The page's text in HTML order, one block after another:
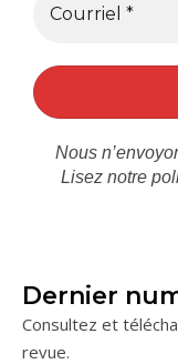
Nous
Lisez notre
Dernier
Consultez et
revue.